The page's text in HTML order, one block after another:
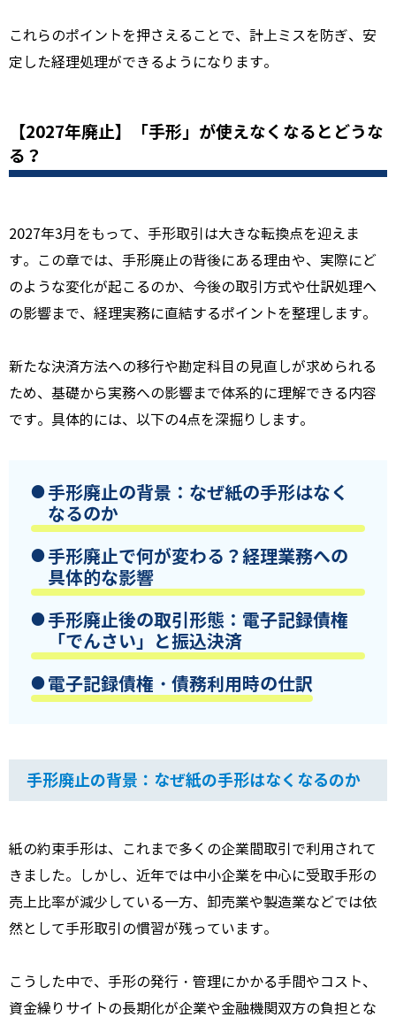
これらのポイントを押さえることで、計上ミスを防ぎ、安
定した経理処理ができるようになります。
【2027年廃止】「手形」が使えなくなるとどうな
る？
2027年3月をもって、手形取引は大きな転換点を迎えま
す。この章では、手形廃止の背後にある理由や、実際にど
のような変化が起こるのか、今後の取引方式や仕訳処理へ
の影響まで、経理実務に直結するポイントを整理します。
新たな決済方法への移行や勘定科目の見直しが求められる
ため、基礎から実務への影響まで体系的に理解できる内容
です。具体的には、以下の4点を深掘りします。
手形廃止の背景：なぜ紙の手形はなく
なるのか
手形廃止で何が変わる？経理業務への
具体的な影響
手形廃止後の取引形態：電子記録債権
「でんさい」と振込決済
電子記録債権・債務利用時の仕訳
手形廃止の背景：なぜ紙の手形はなくなるのか
紙の約束手形は、これまで多くの企業間取引で利用されて
きました。しかし、近年では中小企業を中心に受取手形の
売上比率が減少している一方、卸売業や製造業などでは依
然として手形取引の慣習が残っています。
こうした中で、手形の発行・管理にかかる手間やコスト、
資金繰りサイトの長期化が企業や金融機関双方の負担とな